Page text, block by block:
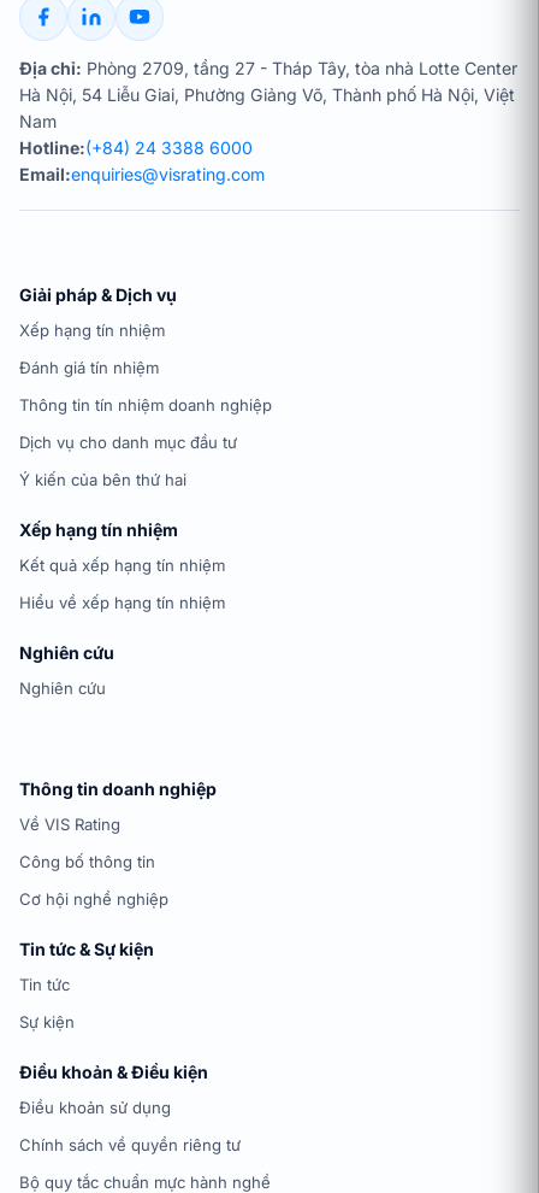
Địa chỉ: Phòng 2709, tầng 27 - Tháp Tây, tòa nhà Lotte Center
Hà Nội, 54 Liễu Giai, Phường Giảng Võ, Thành phố Hà Nội, Việt
Nam
Hotline:(+84) 24 3388 6000
Email:enquiries@visrating.com
Giải pháp & Dịch vụ
Xếp hạng tín nhiệm
Đánh giá tín nhiệm
Thông tin tín nhiệm doanh nghiệp
Dịch vụ cho danh mục đầu tư
Ý kiến của bên thứ hai
Xếp hạng tín nhiệm
Kết quả xếp hạng tín nhiệm
Hiểu về xếp hạng tín nhiệm
Nghiên cứu
Nghiên cứu
Thông tin doanh nghiệp
Về VIS Rating
Công bố thông tin
Cơ hội nghề nghiệp
Tin tức & Sự kiện
Tin tức
Sự kiện
Điều khoản & Điều kiện
Điều khoản sử dụng
Chính sách về quyền riêng tư
Bộ quy tắc chuẩn mực hành nghề